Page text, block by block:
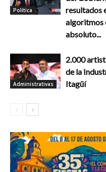
Política
resultados
algoritmos
absoluto...
Administrativas
2.000
de la
Itagüí